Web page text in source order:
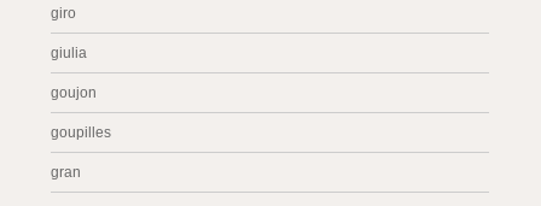
giro
giulia
goujon
goupilles
gran